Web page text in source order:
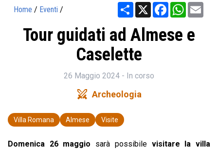
Home / Eventi / Share X Facebook
Tour guidati ad Almese e
Caselette
26 Maggio 2024 - In corso
swords Archeologia
Villa Romana Almese Visite
Domenica 26 maggio sarà possibile visitare la villa